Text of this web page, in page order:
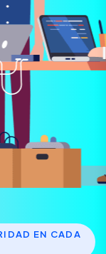
EN CADA